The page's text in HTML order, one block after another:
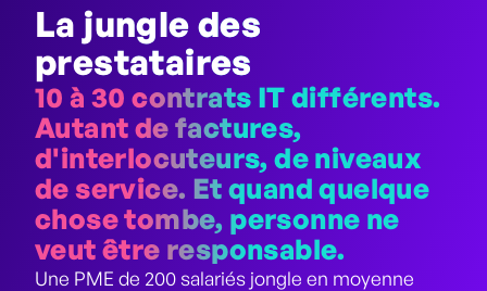
La jungle des
prestataires
10 à 30 contrats IT différents.
Autant de factures,
d'interlocuteurs, de niveaux
de service. Et quand quelque
chose tombe, personne ne
veut être responsable.
Une PME de 200 salariés jongle en moyenne